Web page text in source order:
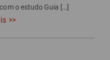
o estudo Guia […]
>>